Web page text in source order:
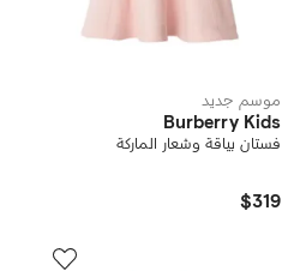
موسم جديد
Burberry Kids
فستان بياقة وشعار الماركة
$319